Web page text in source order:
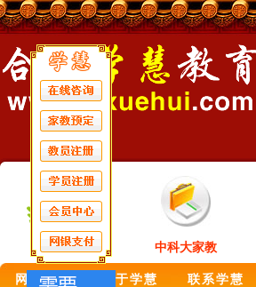
中科大家教
网站首页 关于学慧 联系学慧